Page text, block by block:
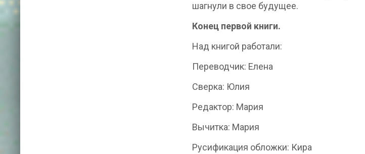
шагнули в свое будущее.
Конец первой книги.
Над книгой работали:
Переводчик: Елена
Сверка: Юлия
Редактор: Мария
Вычитка: Мария
Русификация обложки: Кира